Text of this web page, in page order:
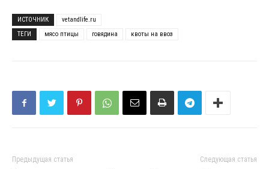
ИСТОЧНИК
vetandlife.ru
ТЕГИ
мясо птицы говядина квоты на ввоз
Предыдущая статья Следующая статья